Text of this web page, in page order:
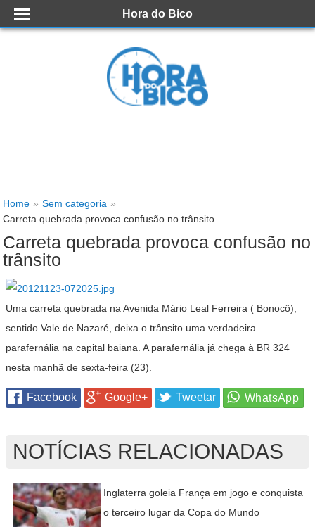
Hora do Bico
Home » Sem categoria »
Carreta quebrada provoca confusão no trânsito
Carreta quebrada provoca confusão no
trânsito
Uma carreta quebrada na Avenida Mário Leal Ferreira ( Bonocô),
sentido Vale de Nazaré, deixa o trânsito uma verdadeira
parafernália na capital baiana. A parafernália já chega à BR 324
nesta manhã de sexta-feira (23).
Facebook Google+ Tweetar
NOTÍCIAS RELACIONADAS
Inglaterra goleia França em jogo e conquista
o terceiro lugar da Copa do Mundo